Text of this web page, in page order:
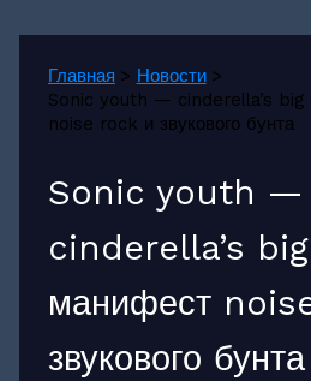
Главная
Новости
Sonic youth — cinderella’s big
noise rock и звукового бунта
Sonic youth —
cinderella’s
манифест
звукового бунта